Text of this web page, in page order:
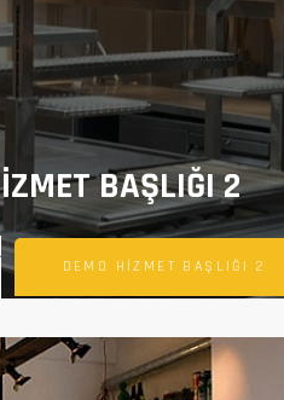
BAŞLIĞI 2
DEMO HIZMET BAŞLIĞI 2